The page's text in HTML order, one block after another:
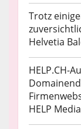
Trotz
Helvetia
HELP.CH-
HELP